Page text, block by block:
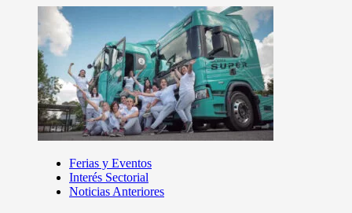
Ferias y Eventos
Interés Sectorial
Noticias Anteriores